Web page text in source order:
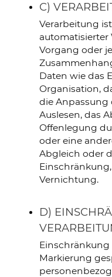
C)
Verarbeitung
automatisierter
Vorgang oder
Daten wie das
Organisation,
die Anpassung
Auslesen, das
Offenlegung
oder eine
Abgleich oder
Vernichtung.
D)
Einschränkung
Markierung